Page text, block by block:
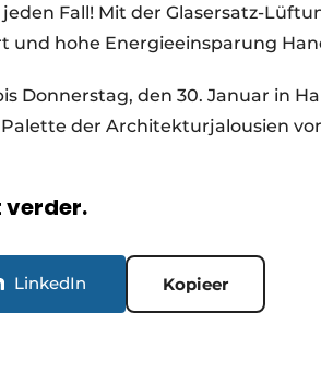
Fall! Mit der Glasersatz-
und hohe Energieeinsparung
Donnerstag, den 30. Januar in
der Architekturjalousien
verder.
LinkedIn Kopieer